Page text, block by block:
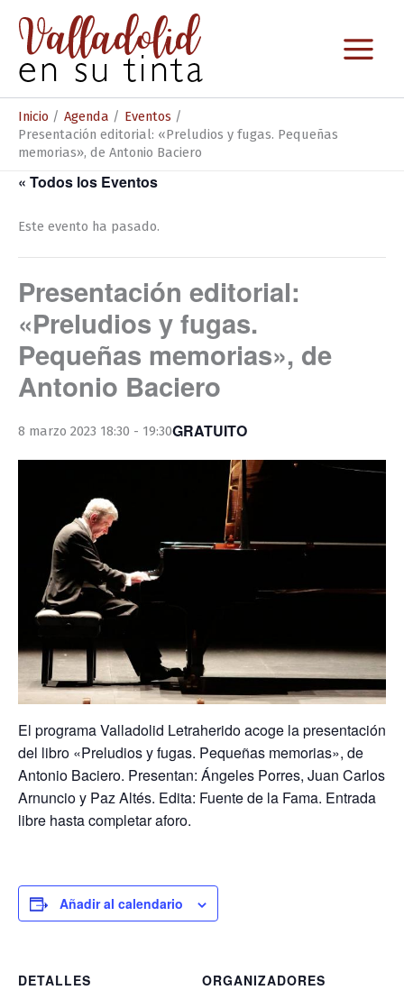
contenido
Inicio Agenda
Eventos
Presentación editorial: «Preludios y fugas. Pequeñas
memorias», de Antonio Baciero
« Todos los Eventos
Este evento ha pasado.
Presentación editorial:
«Preludios y fugas.
Pequeñas memorias», de
Antonio Baciero
8 marzo 2023 18:30 - 19:30GRATUITO
El programa Valladolid Letraherido acoge la presentación
del libro «Preludios y fugas. Pequeñas memorias», de
Antonio Baciero. Presentan: Ángeles Porres, Juan Carlos
Arnuncio y Paz Altés. Edita: Fuente de la Fama. Entrada
libre hasta completar aforo.
Añadir al calendario
DETALLES
ORGANIZADORES